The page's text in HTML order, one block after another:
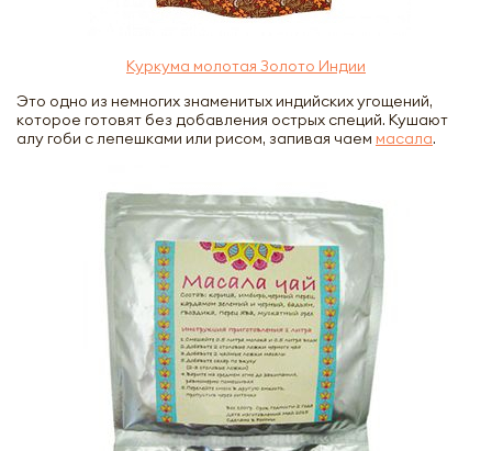
Куркума молотая Золото Индии
Это одно из немногих знаменитых индийских угощений,
которое готовят без добавления острых специй. Кушают
алу гоби с лепешками или рисом, запивая чаем масала.